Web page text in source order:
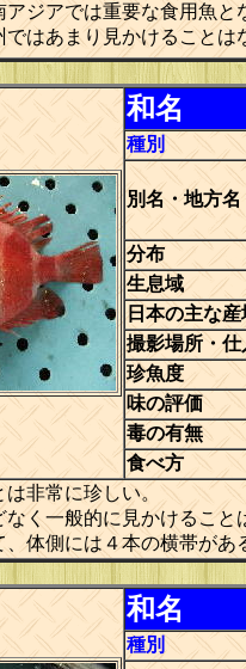
アジアでは重要な食用魚と
ではあまり見かけること
和名
種別
別名・地方名
分布
生息域
日本の主な産
撮影場所・仕
珍魚度
味の評価
毒の有無
食べ方
非常に珍しい。
なく一般的に見かけること
、体側には４本の横帯があ
和名
種別